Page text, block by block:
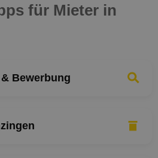
für Mieter in
Bewerbung